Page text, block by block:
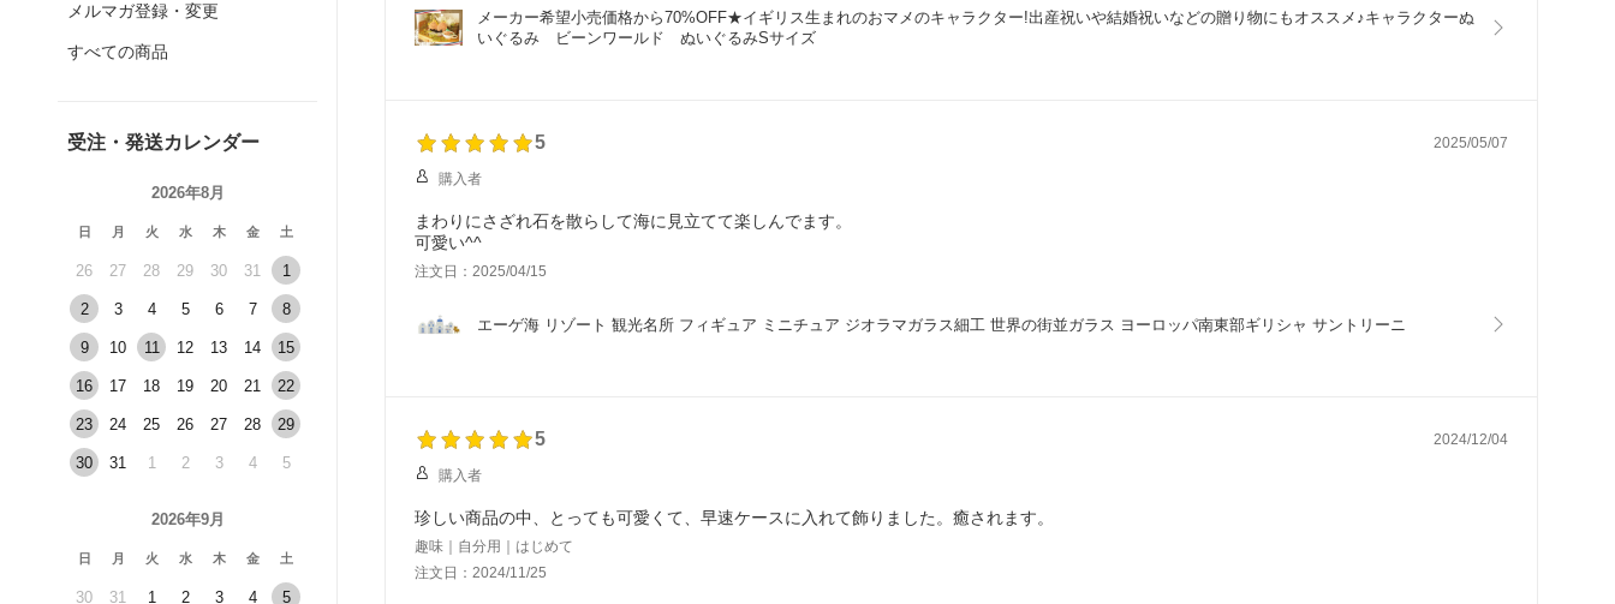
メルマガ登録・変更
すべての商品
受注・発送カレンダー
2026年8月
日 月 火 水 木 金 土
26 27 28 29 30 31 1
2 3 4 5 6 7 8
9 10 11 12 13 14 15
16 17 18 19 20 21 22
23 24 25 26 27 28 29
30 31 1 2 3 4 5
2026年9月
日 月 火 水 木 金 土
30 31 1 2 3 4 5
メーカー希望小売価格から70%OFF★イギリス生まれのおマメのキャラクター!出産祝いや結婚祝いなどの贈り物にもオススメ♪キャラクターぬ
いぐるみ　ビーンワールド　ぬいぐるみSサイズ
5 2025/05/07
購入者
まわりにさざれ石を散らして海に見立てて楽しんでます。
可愛い^^
注文日：2025/04/15
エーゲ海 リゾート 観光名所 フィギュア ミニチュア ジオラマガラス細工 世界の街並ガラス ヨーロッパ南東部ギリシャ サントリーニ
5 2024/12/04
購入者
珍しい商品の中、とっても可愛くて、早速ケースに入れて飾りました。癒されます。
趣味｜自分用｜はじめて
注文日：2024/11/25